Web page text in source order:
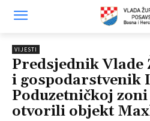
VIJESTI
Predsjednik Vlade
i gospodarstvenik
Poduzetničkoj
otvorili objekt